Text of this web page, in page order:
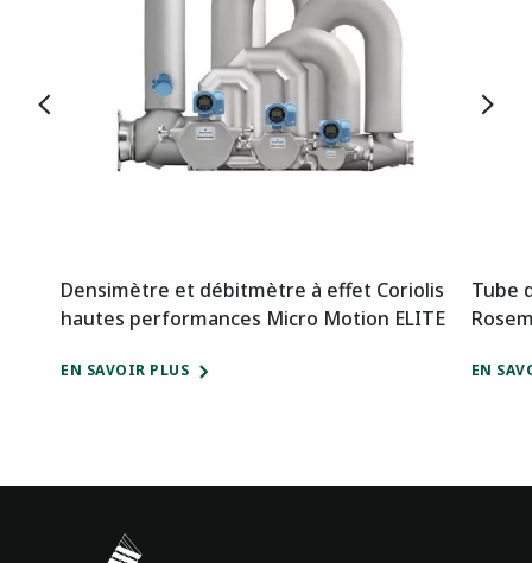
Densimètre et débitmètre à effet Coriolis
hautes performances Micro Motion ELITE
EN SAVOIR PLUS
Tube
EN